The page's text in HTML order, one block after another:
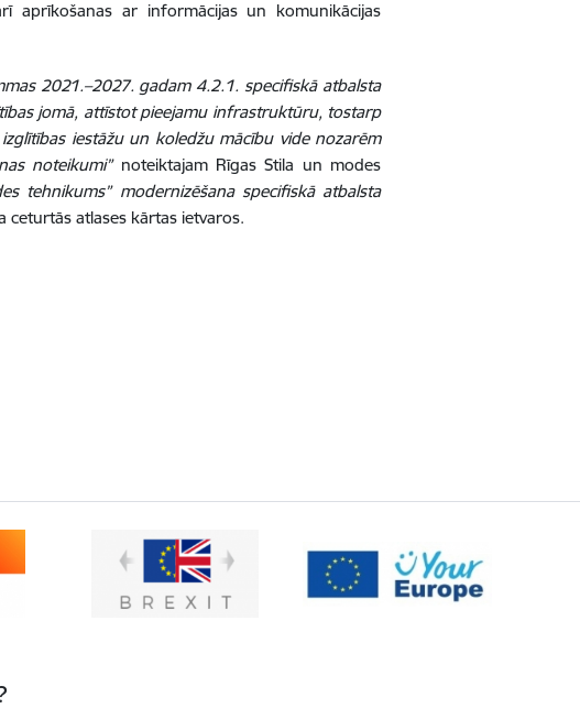
aprīkošanas ar informācijas un komunikācijas
2021.–2027. gadam 4.2.1. specifiskā atbalsta
jomā, attīstot pieejamu infrastruktūru, tostarp
iestāžu un koledžu mācību vide nozarēm
noteikumi” noteiktajam Rīgas Stila un modes
tehnikums” modernizēšana specifiskā atbalsta
atlases kārtas ietvaros.